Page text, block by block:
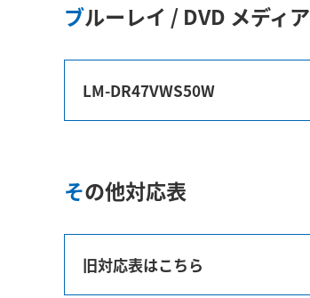
ブルーレイ / DVD メディア
LM-DR47VWS50W
その他対応表
旧対応表はこちら